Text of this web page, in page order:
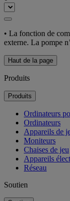
• La fonction de
externe. La pompe
Haut de la page
Produits
Produits
Ordinateurs
Ordinateurs
Appareils de
Moniteurs
Chaises de jeu
Appareils
Réseau
Soutien